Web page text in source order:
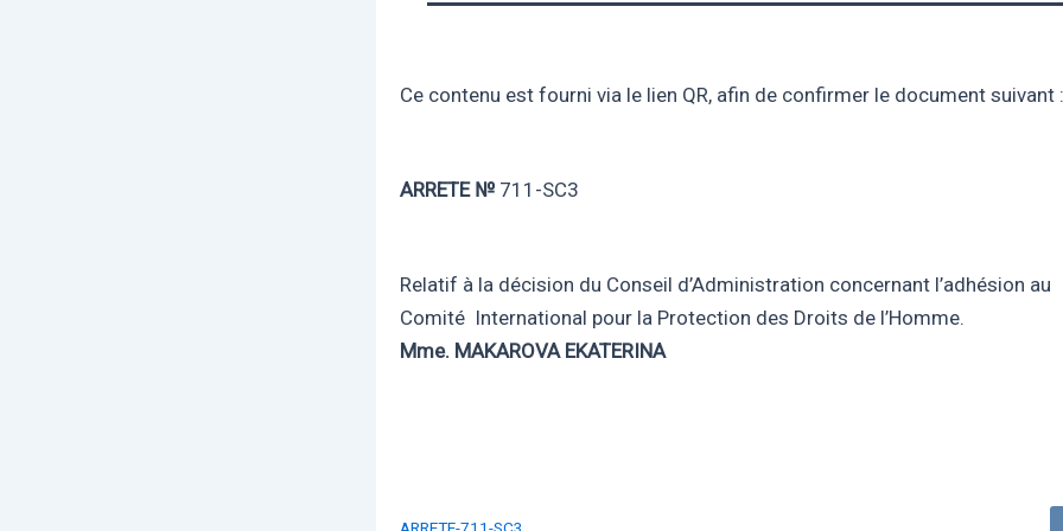
Ce contenu est fourni via le lien QR, afin de confirmer le document suivant :
ARRETE № 711-SC3
Relatif à la décision du Conseil d’Administration concernant l’adhésion au
Comité International pour la Protection des Droits de l’Homme.
Mme. MAKAROVA EKATERINA